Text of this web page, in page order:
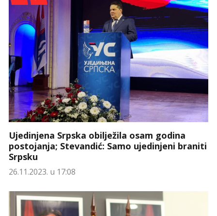
Ujedinjena Srpska obilježila osam godina
postojanja; Stevandić: Samo ujedinjeni braniti
Srpsku
26.11.2023. u 17:08